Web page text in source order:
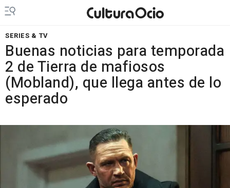
SERIES & TV
Buenas noticias para temporada
2 de Tierra de mafiosos
(Mobland), que llega antes de lo
esperado